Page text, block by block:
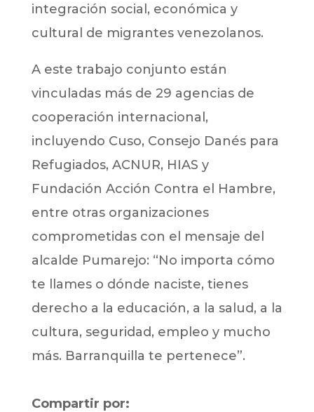
integración social, económica y
cultural de migrantes venezolanos.
A este trabajo conjunto están
vinculadas más de 29 agencias de
cooperación internacional,
incluyendo Cuso, Consejo Danés para
Refugiados, ACNUR, HIAS y
Fundación Acción Contra el Hambre,
entre otras organizaciones
comprometidas con el mensaje del
alcalde Pumarejo: “No importa cómo
te llames o dónde naciste, tienes
derecho a la educación, a la salud, a la
cultura, seguridad, empleo y mucho
más. Barranquilla te pertenece”.
Compartir por: